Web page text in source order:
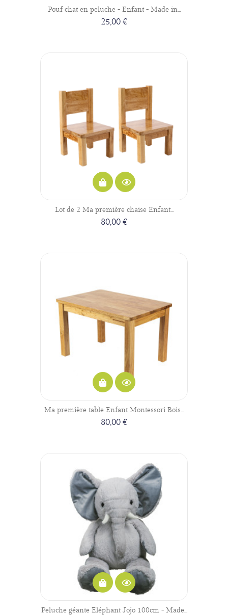
Pouf chat en peluche - Enfant - Made in...
25,00 €
Lot de 2 Ma première chaise Enfant...
80,00 €
Ma première table Enfant Montessori Bois...
80,00 €
Peluche géante Eléphant Jojo 100cm - Made...